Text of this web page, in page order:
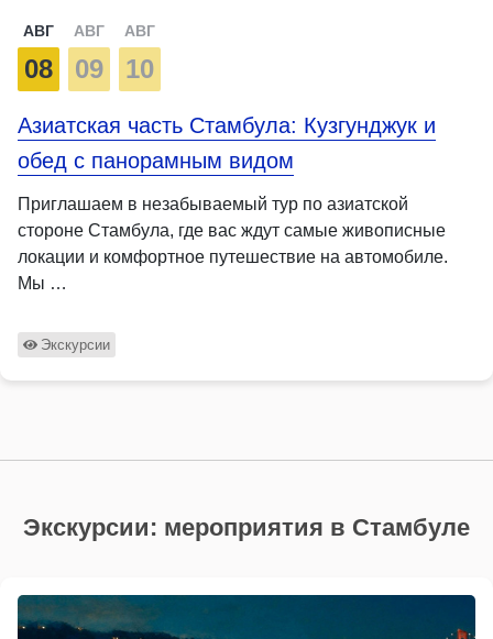
АВГ
08
АВГ
09
АВГ
10
Азиатская часть Стамбула: Кузгунджук и
обед с панорамным видом
Приглашаем в незабываемый тур по азиатской
стороне Стамбула, где вас ждут самые живописные
локации и комфортное путешествие на автомобиле.
Мы …
Экскурсии
Экскурсии: мероприятия в Стамбуле